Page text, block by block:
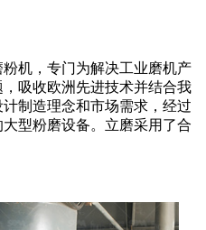
机，专门为解决工业磨机产
吸收欧洲先进技术并结合我
制造理念和市场需求，经过
型粉磨设备。立磨采用了合